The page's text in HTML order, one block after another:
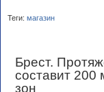
Теги: магазин
Брест.
составит 200
зон